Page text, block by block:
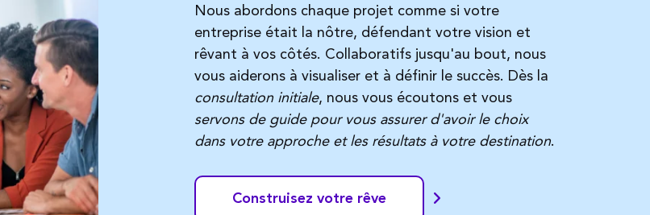
Nous abordons chaque projet comme si votre
entreprise était la nôtre, défendant votre vision et
rêvant à vos côtés. Collaboratifs jusqu'au bout, nous
vous aiderons à visualiser et à définir le succès. Dès la
consultation initiale, nous vous écoutons et vous
servons de guide pour vous assurer d'avoir le choix
dans votre approche et les résultats à votre destination.
Construisez votre rêve